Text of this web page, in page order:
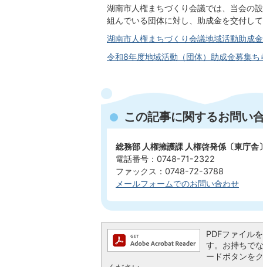
湖南市人権まちづくり会議では、当会の
組んでいる団体に対し、助成金を交付し
湖南市人権まちづくり会議地域活動助成
令和8年度地域活動（団体）助成金募集
この記事に関するお問い
総務部 人権擁護課 人権啓発係〔東庁舎〕
電話番号：0748-71-2322
ファックス：0748-72-3788
メールフォームでのお問い合わせ
PDFファイル
す。お持ちで
ードボタンを